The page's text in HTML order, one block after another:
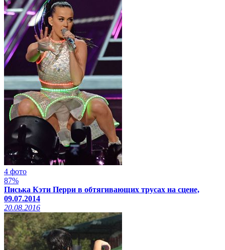
4 фото
87%
Писька Кэти Перри в обтягивающих трусах на сцене,
09.07.2014
20.08.2016